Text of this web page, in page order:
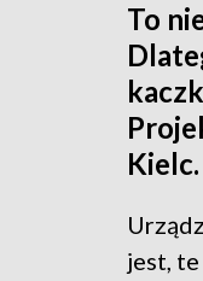
To
Kielc.
jest,